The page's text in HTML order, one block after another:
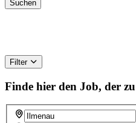
Filter
Finde hier den Job, der